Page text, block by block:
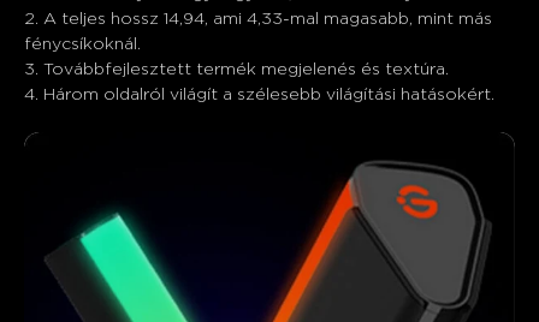
2. A teljes hossz 14,94, ami 4,33-mal magasabb, mint más
fénycsíkoknál.
3. Továbbfejlesztett termék megjelenés és textúra.
4. Három oldalról világít a szélesebb világítási hatásokért.